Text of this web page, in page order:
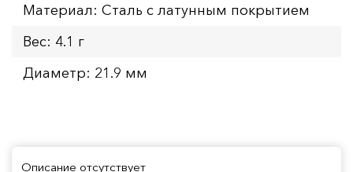
Материал: Сталь с латунным покрытием
Вес: 4.1 г
Диаметр: 21.9 мм
Описание отсутствует